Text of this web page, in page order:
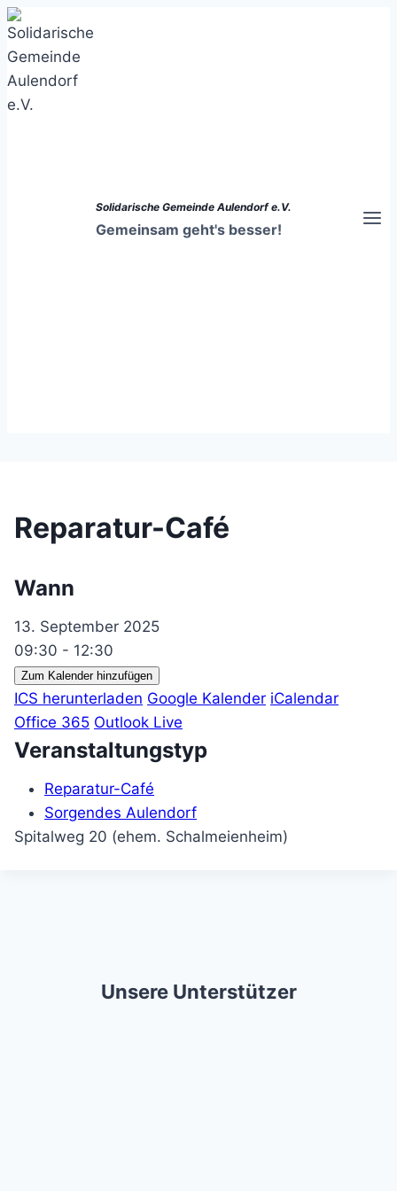
Zum
Inhalt
springen
Solidarische Gemeinde Aulendorf e.V.
Gemeinsam geht's besser!
Reparatur-Café
Wann
13. September 2025
09:30 - 12:30
Zum Kalender hinzufügen
ICS herunterladen Google Kalender iCalendar
Office 365 Outlook Live
Veranstaltungstyp
Reparatur-Café
Sorgendes Aulendorf
Spitalweg 20 (ehem. Schalmeienheim)
Unsere Unterstützer